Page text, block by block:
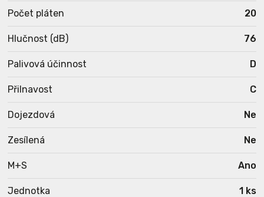
Počet pláten 20
Hlučnost (dB) 76
Palivová účinnost D
Přilnavost C
Dojezdová Ne
Zesílená Ne
M+S Ano
Jednotka 1 ks